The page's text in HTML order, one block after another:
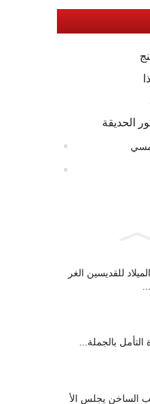
الحديقة
للقديسين الغر
التأمل بالجملة...
الساخن يجلس الأ